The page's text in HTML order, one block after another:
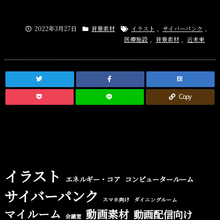
素材を10枚追加
た。
追加しました
2022年3月27日 背景素材 イラスト サイバーパンク
医療施設
背景素材 近未来
B!
Copy
イラスト エネルギー・コア コンピュータールーム
サイバーパンク スマホ向け ダイニングルーム
マイルーム 会議室 動画素材 動画配信向け